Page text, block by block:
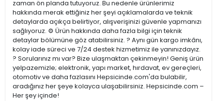
zaman ön planda tutuyoruz. Bu nedenle ürünlerimiz
hakkında merak ettiğiniz her şeyi açıklamalarda ve teknik
detaylarda açıkça belirtiyor, alışverişinizi güvenle yapmanızı
sağlıyoruz. ⚙️ Ürün hakkında daha fazla bilgi için teknik
detaylar bölümüne göz atabilirsiniz. ? Aynı gün kargo imkânı,
kolay iade süreci ve 7/24 destek hizmetimiz ile yanınızdayız.
? Sorularınız mı var? Bize ulaşmaktan çekinmeyin! Geniş ürün
yelpazemizle; elektronik, yapı market, hırdavat, ev gereçleri,
otomotiv ve daha fazlasını Hepsicinde.com'da bulabilir,
aradığınız her şeye kolayca ulaşabilirsiniz. Hepsicinde.com –
Her şey içinde!